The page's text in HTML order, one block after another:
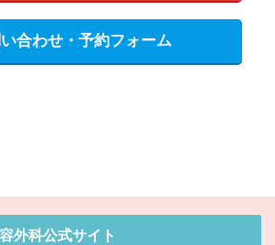
合わせ・予約フォーム
外科公式サイト